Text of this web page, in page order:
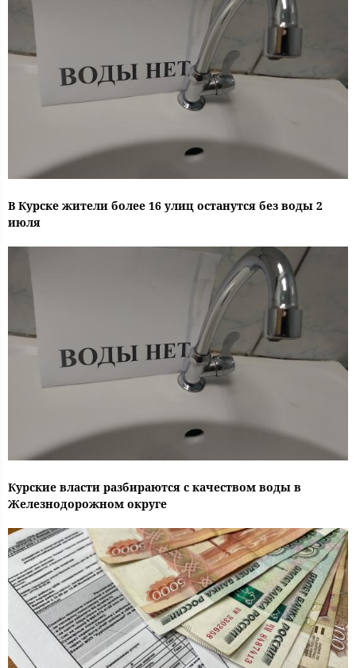
В Курске жители более 16 улиц останутся без воды 2
июля
Курские власти разбираются с качеством воды в
Железнодорожном округе